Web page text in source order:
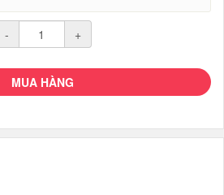
- +
MUA HÀNG